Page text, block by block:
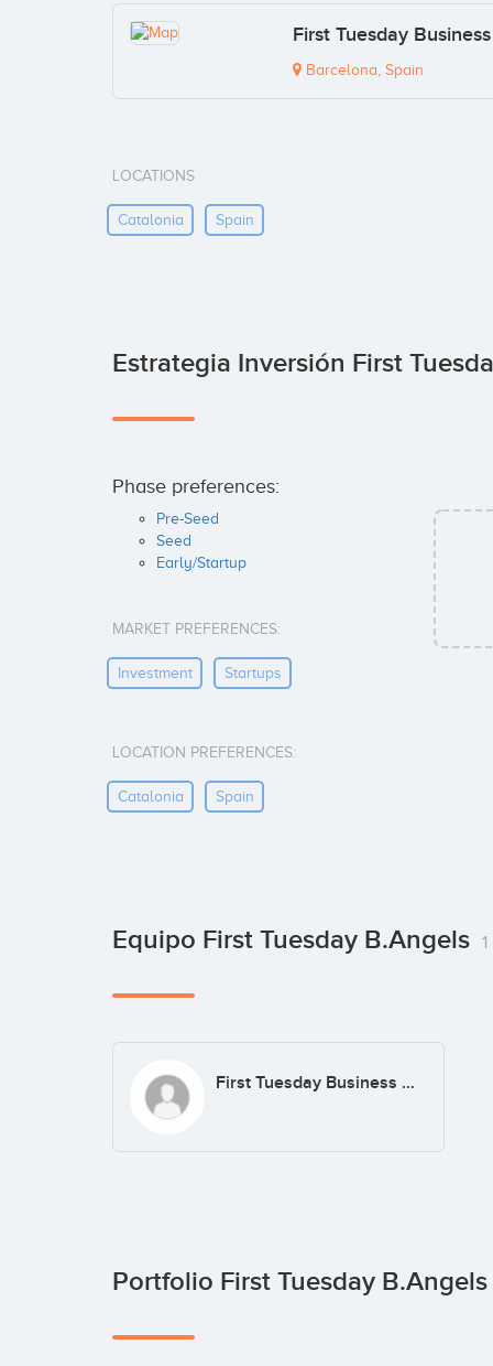
First Tuesday
Barcelona, Spain
LOCATIONS
Catalonia Spain
Estrategia Inversión First
Phase preferences:
Pre-Seed
Seed
Early/Startup
MARKET PREFERENCES:
Investment Startups
LOCATION PREFERENCES:
Catalonia Spain
Equipo First Tuesday B.Angels 1
First Tuesday Business Angels
Portfolio First Tuesday B.Angels